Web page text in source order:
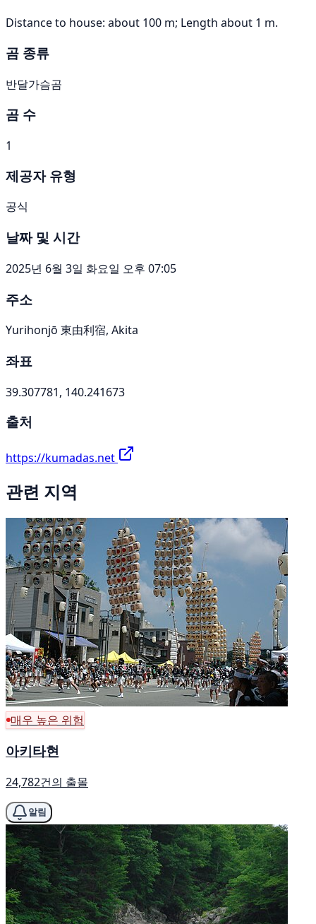
Distance to house: about 100 m; Length about 1 m.
곰 종류
반달가슴곰
곰 수
1
제공자 유형
공식
날짜 및 시간
2025년 6월 3일 화요일 오후 07:05
주소
Yurihonjō 東由利宿, Akita
좌표
39.307781, 140.241673
출처
https://kumadas.net
관련 지역
매우 높은 위험
아키타현
24,782건의 출몰
알림